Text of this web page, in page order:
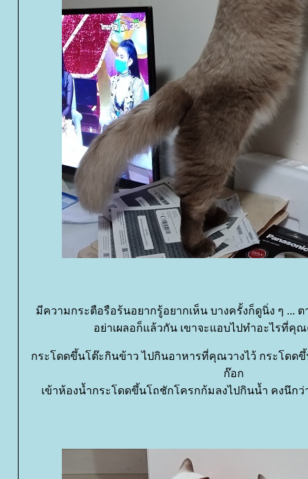
มีความกระตือรือร้นอยากรู้อยากเห็น บางครั้งก็ดูนิ่ง ๆ ... ต
อย่าเผลอก็แล้วกัน เขาจะแอบไปทำอะไรที่คุ
กระโดดขึ้นโต๊ะกินข้าว ไปกินอาหารที่คุณวางไว้ กระโดด
ก๊อก
เข้าห้องน้ำกระโดดขึ้นโถชักโครกก้มลงไปกินน้ำ คงนึก